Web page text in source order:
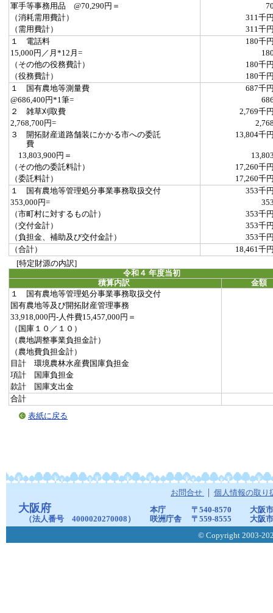
軍手等事務用品 @70,290円＝
（消耗需用費計）
311千
（需用費計）
311千
１ 電話料
180千
15,000円／月*12月=
（その他の役務費計）
180千
（役務費計）
180千
１ 国有農地等測量費
687千
@686,400円*1筆=
２ 雑草刈取費
2,769千
2,768,700円=
３ 開拓財産道路舗装にかかる市への委託
費
13,804千
13,803,900円＝
（その他の委託料計）
17,260千
（委託料計）
17,260千
１ 国有農地等管理処分事業事務取扱交付
353千
353,000円=
（市町村に対するもの計）
353千
（交付金計）
353千
（負担金、補助及び交付金計）
353千
（合計）
18,461千
[特定財源の内訳]
令和４ 年度当初
積算内訳
金額
１ 国有農地等管理処分事業事務取扱交付
国有農地等及び開拓財産管理事務
33,918,000円-人件費15,457,000円＝
（国庫１０／１０）
（農地調整事業負担金計）
（農地費負担金計）
目計 環境農林水産費国庫負担金
項計 国庫負担金
款計 国庫支出金
合計
表紙に戻る
お問合せ 個人情報の取り
大阪府
（法人番号 4000020270008）
本庁 〒540-8570
大阪
咲洲庁舎
〒559-8555
大阪
© Copyright 2003-